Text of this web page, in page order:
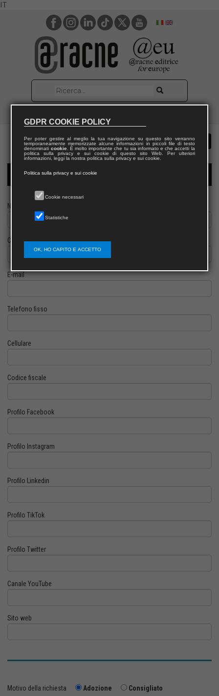
IT
Modulo richiesta saggio docente
Nome
Cognome
E-mail
Telefono fisso
Cellulare
Codice fiscale
Profilo Facebook
Profilo Instagram
Profilo Linkedin
Profilo TikTok
Profilo Twitter
Canale YouTube
Sito web
Motivo della richiesta Adozione Consigliato
GDPR COOKIE POLICY
Per poter gestire al meglio la tua navigazione su questo sito verranno
temporaneamente memorizzate alcune informazioni in piccoli file di testo
denominati cookie. È molto importante che tu sia informato e che accetti la
politica sulla privacy e sui cookie di questo sito Web. Per ulteriori
informazioni, leggi la nostra politica sulla privacy e sui cookie.
Politica sulla privacy e sui cookie
Cookie necessari
Statistiche
OK, HO CAPITO E ACCETTO